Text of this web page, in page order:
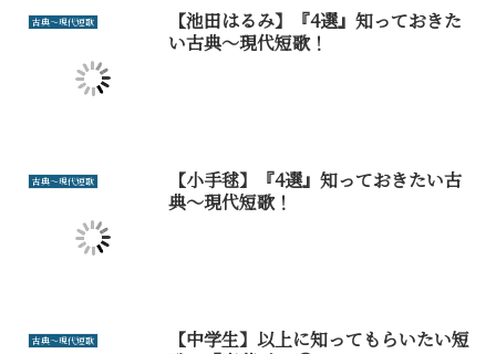
古典～現代短歌
【池田はるみ】『4選』知っておきた
い古典～現代短歌！
古典～現代短歌
【小手毬】『4選』知っておきたい古
典～現代短歌！
古典～現代短歌
【中学生】以上に知ってもらいたい短